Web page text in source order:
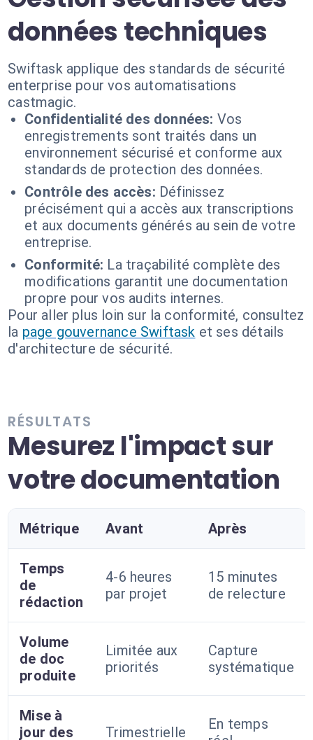
données techniques
Swiftask applique des standards de sécurité
enterprise pour vos automatisations
castmagic.
Confidentialité des données: Vos
enregistrements sont traités dans un
environnement sécurisé et conforme aux
standards de protection des données.
Contrôle des accès: Définissez
précisément qui a accès aux transcriptions
et aux documents générés au sein de votre
entreprise.
Conformité: La traçabilité complète des
modifications garantit une documentation
propre pour vos audits internes.
Pour aller plus loin sur la conformité, consultez
la page gouvernance Swiftask et ses détails
d'architecture de sécurité.
RÉSULTATS
Mesurez l'impact sur
votre documentation
Métrique Avant Après
Temps
de
rédaction
4-6 heures
par projet
15 minutes
de relecture
Volume
de doc
produite
Limitée aux
priorités
Capture
systématique
Mise à
jour des
Trimestrielle
En temps